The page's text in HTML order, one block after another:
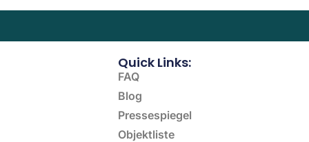
Quick Links:
FAQ
Blog
Pressespiegel
Objektliste